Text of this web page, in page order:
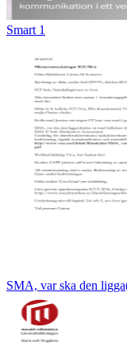
Smart 1
SMA, var ska den